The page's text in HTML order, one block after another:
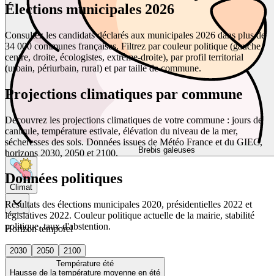
Brebis galeuses
Climat
Horizon temporel
2030 2050
2100
Température été
Hausse de la température moyenne en été
Élections municipales 2026
Consultez les candidats déclarés aux municipales 2026 dans plus de
34 000 communes françaises. Filtrez par couleur politique (gauche,
centre, droite, écologistes, extrême-droite), par profil territorial
(urbain, périurbain, rural) et par taille de commune.
Projections climatiques par commune
Découvrez les projections climatiques de votre commune : jours de
canicule, température estivale, élévation du niveau de la mer,
sécheresses des sols. Données issues de Météo France et du GIEC,
horizons 2030, 2050 et 2100.
Données politiques
Résultats des élections municipales 2020, présidentielles 2022 et
législatives 2022. Couleur politique actuelle de la mairie, stabilité
politique, taux d'abstention.